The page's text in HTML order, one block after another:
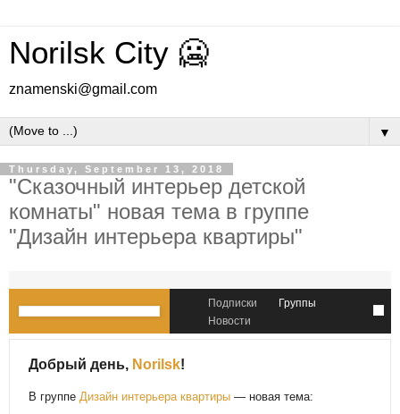
Norilsk City 🥶
znamenski@gmail.com
▼
Thursday, September 13, 2018
"Сказочный интерьер детской
комнаты" новая тема в группе
"Дизайн интерьера квартиры"
Подписки
Группы
Новости
Добрый день, Norilsk!
В группе Дизайн интерьера квартиры — новая тема: